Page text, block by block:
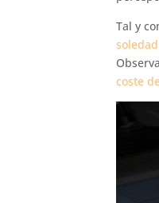
Tal y
coste